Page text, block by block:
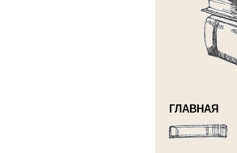
ГЛАВНАЯ